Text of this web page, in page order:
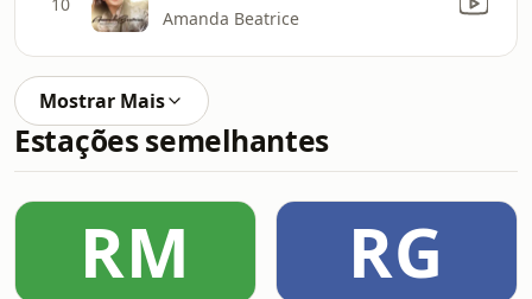
Amanda Beatrice
Mostrar Mais
Estações semelhantes
RM RG